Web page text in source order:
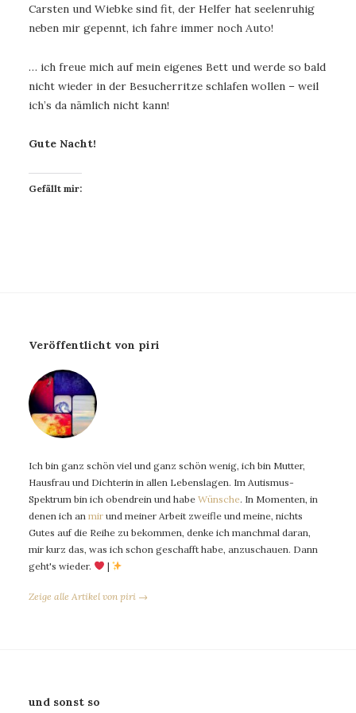
Carsten und Wiebke sind fit, der Helfer hat seelenruhig
neben mir gepennt, ich fahre immer noch Auto!
… ich freue mich auf mein eigenes Bett und werde so bald
nicht wieder in der Besucherritze schlafen wollen – weil
ich’s da nämlich nicht kann!
Gute Nacht!
Gefällt mir:
Veröffentlicht von piri
Ich bin ganz schön viel und ganz schön wenig, ich bin Mutter,
Hausfrau und Dichterin in allen Lebenslagen. Im Autismus-
Spektrum bin ich obendrein und habe Wünsche. In Momenten, in
denen ich an mir und meiner Arbeit zweifle und meine, nichts
Gutes auf die Reihe zu bekommen, denke ich manchmal daran,
mir kurz das, was ich schon geschafft habe, anzuschauen. Dann
geht's wieder.
|
Zeige alle Artikel von piri →
und sonst so